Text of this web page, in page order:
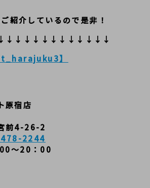
紹介しているので是非！
】
原宿店
前4-26-2
2244
～20：00